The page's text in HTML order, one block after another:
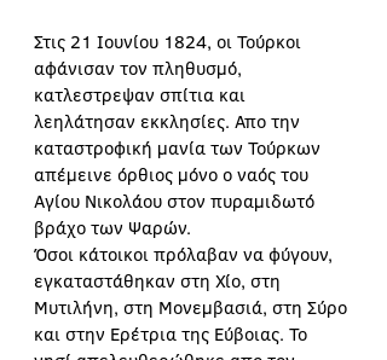
Στις 21 Ιουνίου 1824, οι Τούρκοι
αφάνισαν τον πληθυσμό,
κατλεστρεψαν σπίτια και
λεηλάτησαν εκκλησίες. Απο την
καταστροφική μανία των Τούρκων
απέμεινε όρθιος μόνο ο ναός του
Αγίου Νικολάου στον πυραμιδωτό
βράχο των Ψαρών.
Όσοι κάτοικοι πρόλαβαν να φύγουν,
εγκαταστάθηκαν στη Χίο, στη
Μυτιλήνη, στη Μονεμβασιά, στη Σύρο
και στην Ερέτρια της Εύβοιας. Το